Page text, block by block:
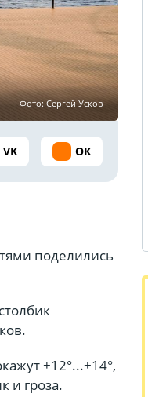
Фото: Сергей Усков
VK ОК
поделились
+12°...+14°,
и гроза.